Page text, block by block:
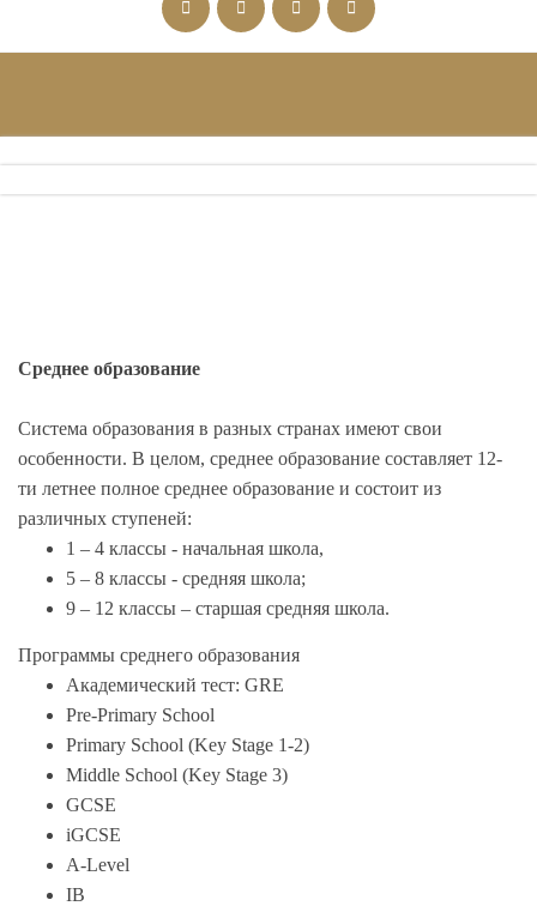
Среднее образование
Система образования в разных странах имеют свои
особенности. В целом, среднее образование составляет 12-
ти летнее полное среднее образование и состоит из
различных ступеней:
1 – 4 классы - начальная школа,
5 – 8 классы - средняя школа;
9 – 12 классы – старшая средняя школа.
Программы среднего образования
Академический тест: GRE
Pre-Primary School
Primary School (Key Stage 1-2)
Middle School (Key Stage 3)
GCSE
iGCSE
A-Level
IB